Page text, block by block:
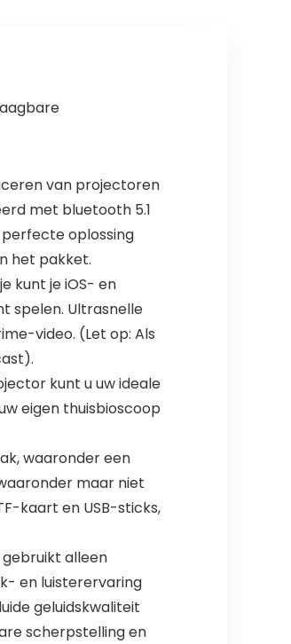
van projectoren
met bluetooth 5.1
perfecte oplossing
het pakket.
kunt je iOS- en
spelen. Ultrasnelle
video. (Let op: Als
kunt u uw ideale
eigen thuisbioscoop
waaronder een
maar niet
kaart en USB-sticks,
alleen
en luisterervaring
geluidskwaliteit
scherpstelling en